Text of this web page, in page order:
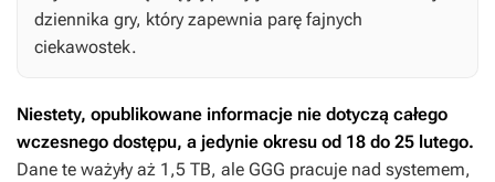
dziennika gry, który zapewnia parę fajnych
ciekawostek.
Niestety, opublikowane informacje nie dotyczą całego
wczesnego dostępu, a jedynie okresu od 18 do 25 lutego.
Dane te ważyły aż 1,5 TB, ale GGG pracuje nad systemem,